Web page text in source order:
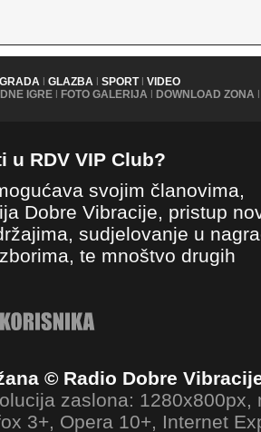
| GLAZBA | SPORT | VIDEO
IGRE | FOTO GALERIJA | DOWNLOAD ZONA |
u RDV VIP Club?
svojim članovima,
Dobre Vibracije, pristup
sudjelovanje u
te mnoštvo drugih
© Radio Dobre
zaslona: 1280x800px,
3+, Opera 10+, Internet